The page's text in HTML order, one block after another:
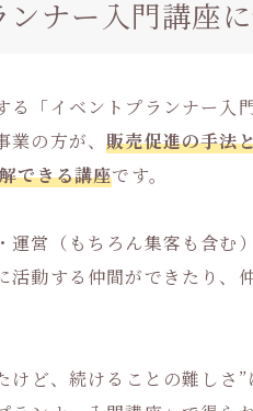
ンナー入門講座
る「イベントプランナー入
業の方が、販売促進の手法
できる講座です。
運営（もちろん集客も含む
活動する仲間ができたり、
けど、続けることの難しさ